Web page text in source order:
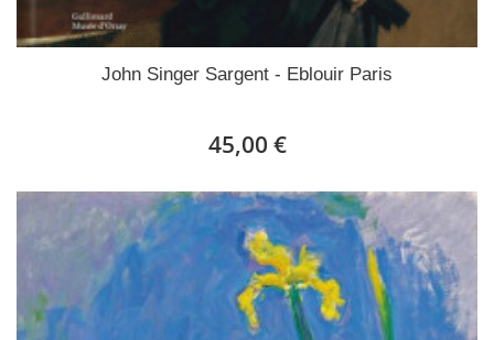
John Singer Sargent - Eblouir Paris
45,00 €